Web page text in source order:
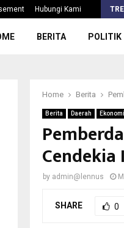
Hubungi Kami
Koramil Parungpanjang
BERITA POLITIK
Home Berita
Berita Daerah Ekonomi
Cendekia
by admin@lennus
SHARE 0